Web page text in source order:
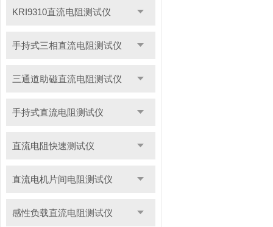
KRI9310直流电阻测试仪
手持式三相直流电阻测试仪
三通道助磁直流电阻测试仪
手持式直流电阻测试仪
直流电阻快速测试仪
直流电机片间电阻测试仪
感性负载直流电阻测试仪